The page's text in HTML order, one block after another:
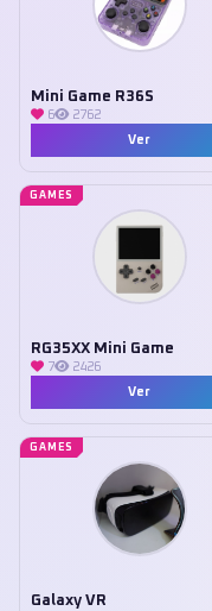
Mini Game R36S
6
2762
Ver
GAMES
RG35XX Mini Game
7
2426
Ver
GAMES
Galaxy VR